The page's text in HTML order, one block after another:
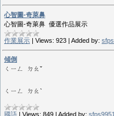
心智圖-奇萊鼻
心智圖-奇萊鼻 優選作品展示
作業展示 | Views: 923 | Added by:
傾倒
ㄑㄧㄥ ㄉㄠˇ
ㄑㄧㄥ ㄉㄠˋ
國語 Views: 849 Added by: